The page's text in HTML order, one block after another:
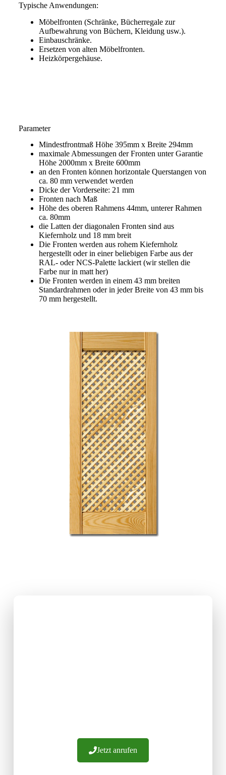
Typische Anwendungen:
Möbelfronten (Schränke, Bücherregale zur
Aufbewahrung von Büchern, Kleidung usw.).
Einbauschränke.
Ersetzen von alten Möbelfronten.
Heizkörpergehäuse.
Parameter
Mindestfrontmaß Höhe 395mm x Breite 294mm
maximale Abmessungen der Fronten unter Garantie
Höhe 2000mm x Breite 600mm
an den Fronten können horizontale Querstangen von
ca. 80 mm verwendet werden
Dicke der Vorderseite: 21 mm
Fronten nach Maß
Höhe des oberen Rahmens 44mm, unterer Rahmen
ca. 80mm
die Latten der diagonalen Fronten sind aus
Kiefernholz und 18 mm breit
Die Fronten werden aus rohem Kiefernholz
hergestellt oder in einer beliebigen Farbe aus der
RAL- oder NCS-Palette lackiert (wir stellen die
Farbe nur in matt her)
Die Fronten werden in einem 43 mm breiten
Standardrahmen oder in jeder Breite von 43 mm bis
70 mm hergestellt.
Jetzt anrufen